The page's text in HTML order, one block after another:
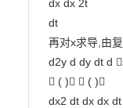
dx dx 2t
dt
再对x求导,由
d2y d dy dt d
 ( )  ( )
dx2 dt dx dx